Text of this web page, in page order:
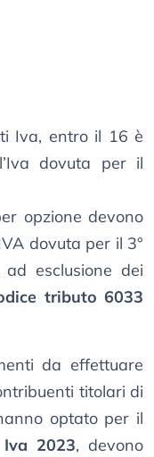
Iva, entro il 16 è
dovuta per il
opzione devono
dovuta per il 3°
ad esclusione dei
tributo 6033
da effettuare
titolari di
optato per il
2023, devono